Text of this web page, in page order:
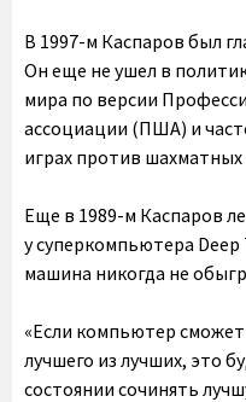
В 1997-м Каспаров был
Он еще не ушел в
мира по версии
ассоциации (ПША) и
играх против
Еще в 1989-м Каспаров
у суперкомпьютера
машина никогда не
«Если компьютер
лучшего из лучших, это
состоянии сочинять